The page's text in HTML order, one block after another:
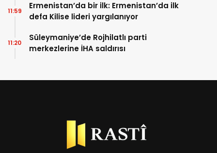
Ermenistan’da bir ilk: Ermenistan’da ilk
defa Kilise lideri yargılanıyor
11:59
Süleymaniye’de Rojhilatlı parti
merkezlerine İHA saldırısı
11:20